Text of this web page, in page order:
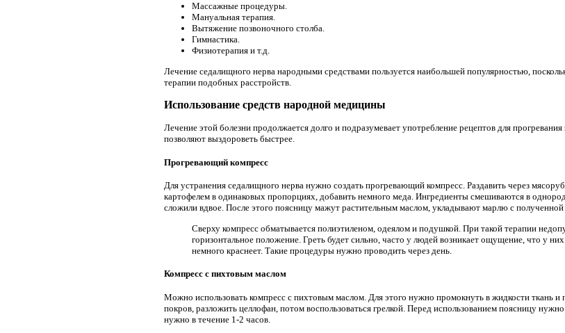
Массажные процедуры.
Мануальная терапия.
Вытяжение позвоночного столба.
Гимнастика.
Физиотерапия и т.д.
Лечение седалищного нерва народными средствами пользуется наибольшей популярностью,
терапии подобных расстройств.
Использование средств народной медицины
Лечение этой болезни продолжается долго и подразумевает употребление рецептов для
позволяют выздороветь быстрее.
Прогревающий компресс
Для устранения седалищного нерва нужно создать прогревающий компресс. Раздавить через
картофелем в одинаковых пропорциях, добавить немного меда. Ингредиенты смешиваются в
сложили вдвое. После этого поясницу мажут растительным маслом, укладывают марлю с
Сверху компресс обматывается полиэтиленом, одеялом и подушкой. При такой терапии
горизонтальное положение. Греть будет сильно, часто у людей возникает ощущение, что у
немного краснеет. Такие процедуры нужно проводить через день.
Компресс с пихтовым маслом
Можно использовать компресс с пихтовым маслом. Для этого нужно промокнуть в жидкости ткань и
покров, разложить целлофан, потом воспользоваться грелкой. Перед использованием поясницу
нужно в течение 1-2 часов.